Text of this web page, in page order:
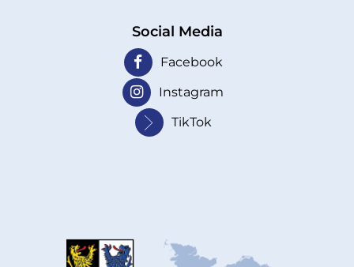
Social Media
Facebook
Instagram
TikTok